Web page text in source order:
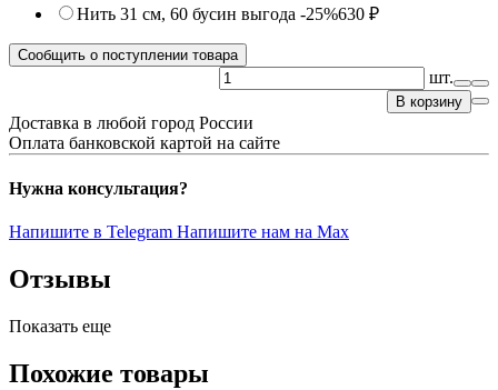
Нить 31 см, 60 бусин выгода -25%630 ₽
Сообщить о поступлении товара
шт.
В корзину
Доставка в любой город России
Оплата банковской картой на сайте
Нужна консультация?
Напишите в Telegram Напишите нам на Max
Отзывы
Показать еще
Похожие товары